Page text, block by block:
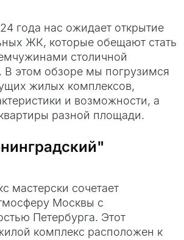
года нас ожидает открытие
ЖК, которые обещают стать
столичной
В этом обзоре мы погрузимся
жилых комплексов,
и возможности, а
разной площади.
мастерски сочетает
Москвы с
Петербурга. Этот
комплекс расположен к